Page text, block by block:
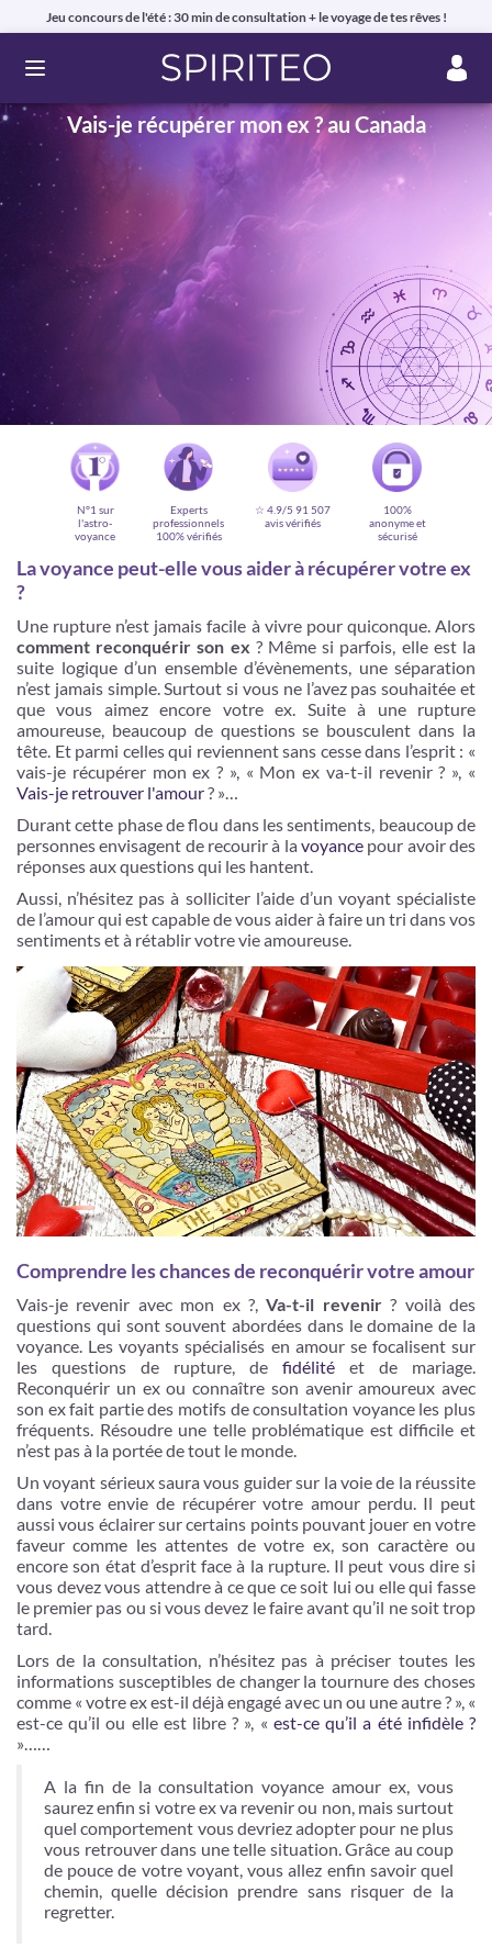
Jeu concours de l'été : 30 min de consultation + le voyage de tes rêves !
Ouvrir le menu
Vais-je récupérer mon ex ? au Canada
Voyance privée en ligne par téléphone, chat ou mail
99% de clients satisfaits, avis authentiques !
Je m'inscris
N°1 sur
l'astro-
voyance
Experts
professionnels
100% vérifiés
☆ 4.9/5 91 507
avis vérifiés
100%
anonyme et
sécurisé
La voyance peut-elle vous aider à récupérer votre ex
?
Une rupture n’est jamais facile à vivre pour quiconque. Alors
comment reconquérir son ex ? Même si parfois, elle est la
suite logique d’un ensemble d’évènements, une séparation
n’est jamais simple. Surtout si vous ne l’avez pas souhaitée et
que vous aimez encore votre ex. Suite à une rupture
amoureuse, beaucoup de questions se bousculent dans la
tête. Et parmi celles qui reviennent sans cesse dans l’esprit : «
vais-je récupérer mon ex ? », « Mon ex va-t-il revenir ? », «
Vais-je retrouver l'amour? »…
Durant cette phase de flou dans les sentiments, beaucoup de
personnes envisagent de recourir à la voyance pour avoir des
réponses aux questions qui les hantent.
Aussi, n’hésitez pas à solliciter l’aide d’un voyant spécialiste
de l’amour qui est capable de vous aider à faire un tri dans vos
sentiments et à rétablir votre vie amoureuse.
Comprendre les chances de reconquérir votre amour
Vais-je revenir avec mon ex ?,Va-t-il revenir? voilà des
questions qui sont souvent abordées dans le domaine de la
voyance. Les voyants spécialisés en amour se focalisent sur
les questions de rupture, de fidélité et de mariage.
Reconquérir un ex ou connaître son avenir amoureux avec
son ex fait partie des motifs de consultation voyance les plus
fréquents. Résoudre une telle problématique est difficile et
n’est pas à la portée de tout le monde.
Un voyant sérieux saura vous guider sur la voie de la réussite
dans votre envie de récupérer votre amour perdu. Il peut
aussi vous éclairer sur certains points pouvant jouer en votre
faveur comme les attentes de votre ex, son caractère ou
encore son état d’esprit face à la rupture. Il peut vous dire si
vous devez vous attendre à ce que ce soit lui ou elle qui fasse
le premier pas ou si vous devez le faire avant qu’il ne soit trop
tard.
Lors de la consultation, n’hésitez pas à préciser toutes les
informations susceptibles de changer la tournure des choses
comme « votre ex est-il déjà engagé avec un ou une autre ? », «
est-ce qu’il ou elle est libre ? », « est-ce qu’il a été infidèle ?
»……
A la fin de la consultation voyance amour ex, vous
saurez enfin si votre ex va revenir ou non, mais surtout
quel comportement vous devriez adopter pour ne plus
vous retrouver dans une telle situation. Grâce au coup
de pouce de votre voyant, vous allez enfin savoir quel
chemin, quelle décision prendre sans risquer de la
regretter.